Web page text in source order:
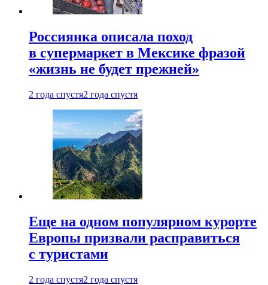
Россиянка описала поход
в супермаркет в Мексике фразой
«жизнь не будет прежней»
2 года спустя2 года спустя
Еще на одном популярном курорте
Европы призвали расправиться
с туристами
2 года спустя2 года спустя